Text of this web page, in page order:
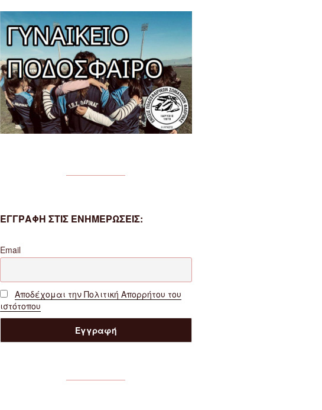
ΕΓΓΡΑΦΗ ΣΤΙΣ ΕΝΗΜΕΡΩΣΕΙΣ:
Email
Αποδέχομαι την Πολιτική Απορρήτου του
ιστότοπου